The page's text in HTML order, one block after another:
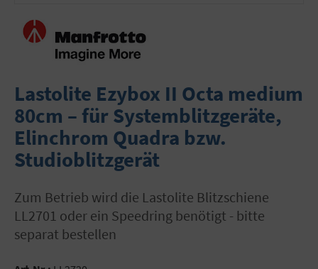
Lastolite Ezybox II Octa medium
80cm – für Systemblitzgeräte,
Elinchrom Quadra bzw.
Studioblitzgerät
zum Betrieb wird die Lastolite Blitzschiene
LL2701 oder ein Speedring benötigt - bitte
separat bestellen